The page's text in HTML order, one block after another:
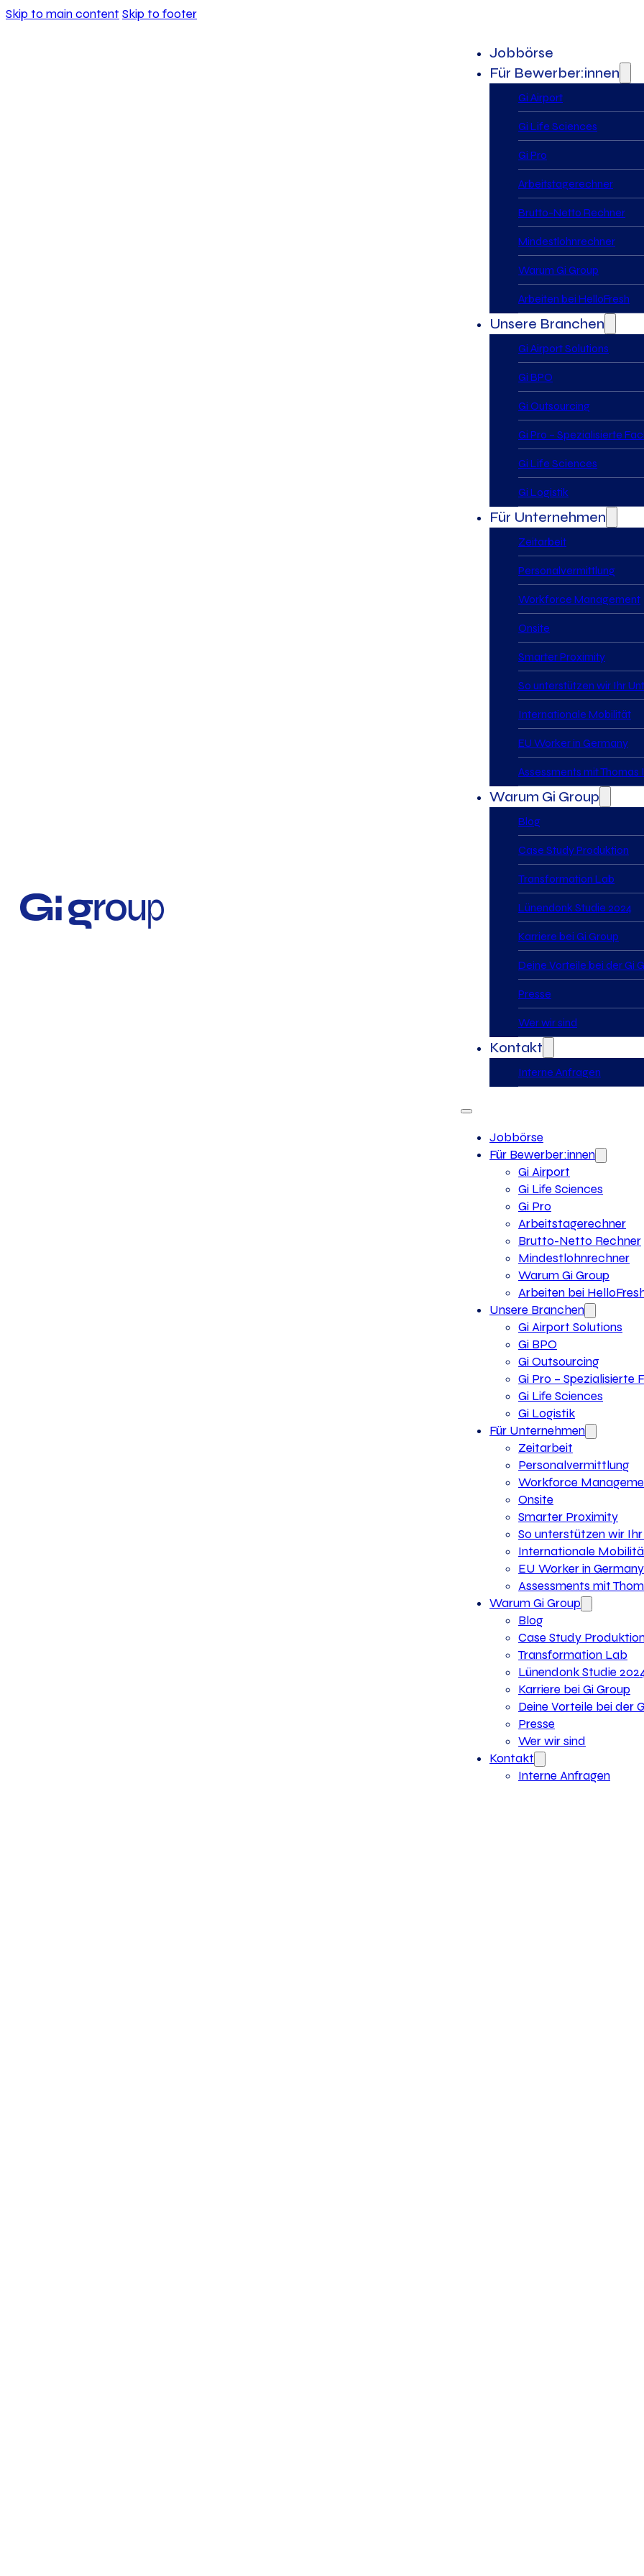
Skip to main content Skip to footer
Jobbörse
Für Bewerber:innen
Gi Airport
Gi Life Sciences
Gi Pro
Arbeitstagerechner
Brutto-Netto Rechner
Mindestlohnrechner
Warum Gi Group
Arbeiten bei HelloFresh
Unsere Branchen
Gi Airport Solutions
Gi BPO
Gi Outsourcing
Gi Pro – Spezialisierte
Gi Life Sciences
Gi Logistik
Für Unternehmen
Zeitarbeit
Personalvermittlung
Workforce Management
Onsite
Smarter Proximity
So unterstützen wir Ihr
Internationale Mobilität
EU Worker in Germany
Assessments mit
Warum Gi Group
Blog
Case Study Produktion
Transformation Lab
Lünendonk Studie 2024
Karriere bei Gi Group
Deine Vorteile bei der Gi
Presse
Wer wir sind
Kontakt
Interne Anfragen
Jobbörse
Für Bewerber:innen
Gi Airport
Gi Life Sciences
Gi Pro
Arbeitstagerechner
Brutto-Netto Rechner
Mindestlohnrechner
Warum Gi Group
Arbeiten bei
Unsere Branchen
Gi Airport Solutions
Gi BPO
Gi Outsourcing
Gi Pro – Spezialisierte
Gi Life Sciences
Gi Logistik
Für Unternehmen
Zeitarbeit
Personalvermittlung
Workforce
Onsite
Smarter Proximity
So unterstützen wir
Internationale
EU Worker in Germany
Assessments mit
Warum Gi Group
Blog
Case Study
Transformation Lab
Lünendonk Studie
Karriere bei Gi Group
Deine Vorteile bei der
Presse
Wer wir sind
Kontakt
Interne Anfragen